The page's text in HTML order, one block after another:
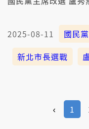
2025-08-11 國民黨
新北市長選戰
‹ 1